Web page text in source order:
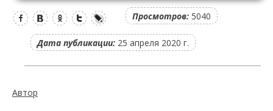
Просмотров: 5040
Дата публикации: 25 апреля 2020 г.
Автор